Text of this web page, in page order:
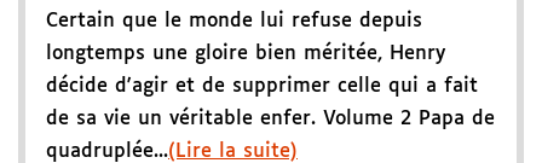
Certain que le monde lui refuse depuis
longtemps une gloire bien méritée, Henry
décide d'agir et de supprimer celle qui a fait
de sa vie un véritable enfer. Volume 2 Papa de
quadruplée...(Lire la suite)